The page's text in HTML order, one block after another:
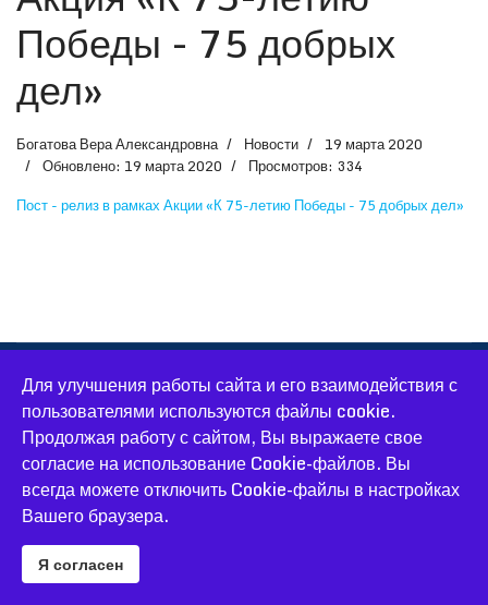
Победы - 75 добрых
дел»
Богатова Вера Александровна Новости
19 марта 2020
Обновлено: 19 марта 2020
Просмотров: 334
Пост - релиз в рамках Акции «К 75-летию Победы - 75 добрых дел»
© 2026 Официальный сайт Большеконстантиновской школы.
Все права защищены.
Joomla! CMS - программное обеспечение, распространяемое
по лицензииGNU General Public License.
Разработка и сопровождение: Красноярский Ресурсный центр
- С. Глушков,
Ю. Табаков
Для улучшения работы сайта и его взаимодействия с
пользователями используются файлы cookie.
Продолжая работу с сайтом, Вы выражаете свое
согласие на использование Cookie-файлов. Вы
всегда можете отключить Cookie-файлы в настройках
Вашего браузера.
Я согласен
accessible